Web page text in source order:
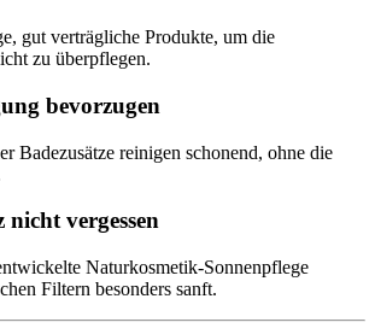
gut verträgliche Produkte, um die
zu überpflegen.
bevorzugen
Badezusätze reinigen schonend, ohne die
nicht vergessen
Naturkosmetik-Sonnenpflege
Filtern besonders sanft.